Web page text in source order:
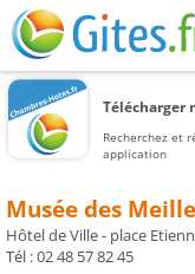
Télécharger
Recherchez et
application
Musée des
Hôtel de Ville - place
Tél : 02 48 57 82 45